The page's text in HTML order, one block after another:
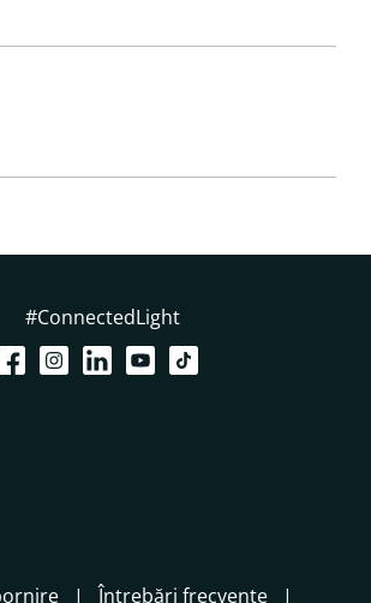
#ConnectedLight
Întrebări frecvente